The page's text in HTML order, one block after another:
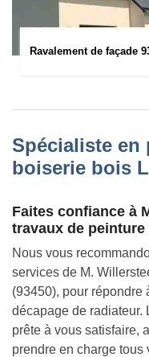
Ravalement de façade
Spécialiste en
boiserie bois
Faites confiance à
travaux de
Nous vous
services de M.
(93450), pour répondre
décapage de radiateur.
prête à vous satisfaire,
prendre en charge tous